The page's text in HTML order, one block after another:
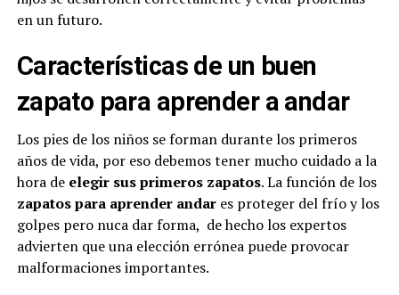
en un futuro.
Características de un buen
zapato para aprender a andar
Los pies de los niños se forman durante los primeros
años de vida, por eso debemos tener mucho cuidado a la
hora de elegir sus primeros zapatos. La función de los
zapatos para aprender andares proteger del frío y los
golpes pero nuca dar forma, de hecho los expertos
advierten que una elección errónea puede provocar
malformaciones importantes.